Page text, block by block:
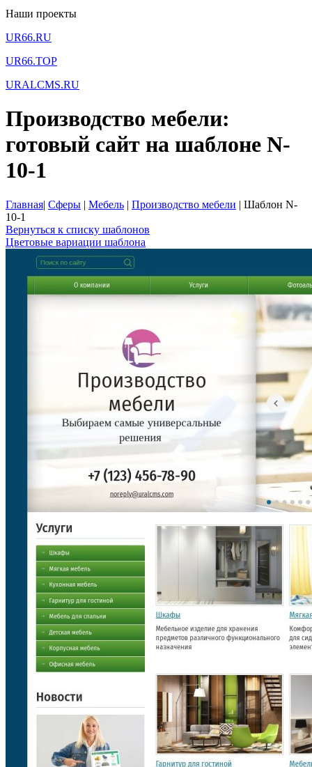
Наши проекты
UR66.RU
UR66.TOP
URALCMS.RU
Производство мебели:
готовый сайт на шаблоне N-
10-1
Главная| Сферы | Мебель | Производство мебели | Шаблон N-
10-1
Вернуться к списку шаблонов
Цветовые вариации шаблона